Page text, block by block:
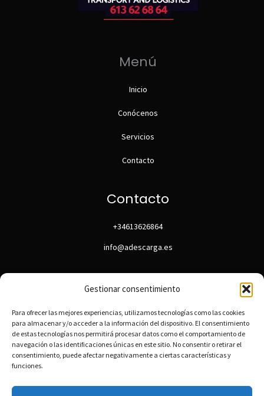
Gestionar consentimiento
Para ofrecer las mejores experiencias, utilizamos tecnologías como las cookies
para almacenar y/o acceder a la información del dispositivo. El consentimiento
de estas tecnologías nos permitirá procesar datos como el comportamiento de
navegación o las identificaciones únicas en este sitio. No consentir o retirar el
consentimiento, puede afectar negativamente a ciertas características y
funciones.
Menú
Inicio
Conócenos
Servicios
Contacto
Contacto
+34613626864
info@adescarga.es